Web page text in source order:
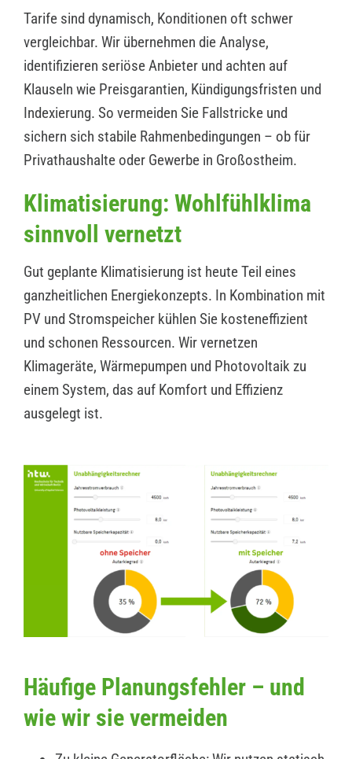
Tarife sind dynamisch, Konditionen oft schwer
vergleichbar. Wir übernehmen die Analyse,
identifizieren seriöse Anbieter und achten auf
Klauseln wie Preisgarantien, Kündigungsfristen und
Indexierung. So vermeiden Sie Fallstricke und
sichern sich stabile Rahmenbedingungen – ob für
Privathaushalte oder Gewerbe in Großostheim.
Klimatisierung: Wohlfühlklima
sinnvoll vernetzt
Gut geplante Klimatisierung ist heute Teil eines
ganzheitlichen Energiekonzepts. In Kombination mit
PV und Stromspeicher kühlen Sie kosteneffizient
und schonen Ressourcen. Wir vernetzen
Klimageräte, Wärmepumpen und Photovoltaik zu
einem System, das auf Komfort und Effizienz
ausgelegt ist.
Häufige Planungsfehler – und
wie wir sie vermeiden